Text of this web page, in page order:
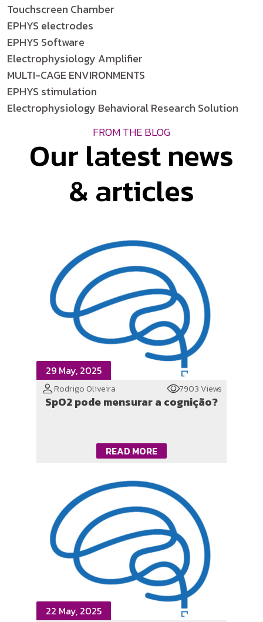
Touchscreen Chamber
EPHYS electrodes
EPHYS Software
Electrophysiology Amplifier
MULTI-CAGE ENVIRONMENTS
EPHYS stimulation
Electrophysiology Behavioral Research Solution
FROM THE BLOG
Our latest news
& articles
29 May, 2025
Rodrigo Oliveira 7903 Views
SpO2 pode mensurar a cognição?
READ MORE
22 May, 2025